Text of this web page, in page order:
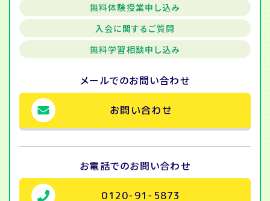
無料体験授業申し込み
入会に関するご質問
無料学習相談申し込み
メールでのお問い合わせ
お問い合わせ
お電話でのお問い合わせ
0120-91-5873